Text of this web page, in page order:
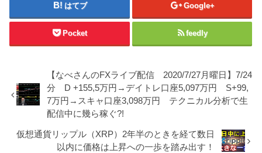
はてブ Google+
Pocket feedly
【なべさんのFXライブ配信 2020/7/27月曜日】7/24
分 D +155,5万円→デイトレ口座5,097万円 S+99,
7万円→スキャ口座3,098万円 テクニカル分析で生
配信中に幾ら稼ぐ?!
仮想通貨リップル（XRP）2年半のときを経て数日
以内に価格は上昇への一歩を踏み出す！